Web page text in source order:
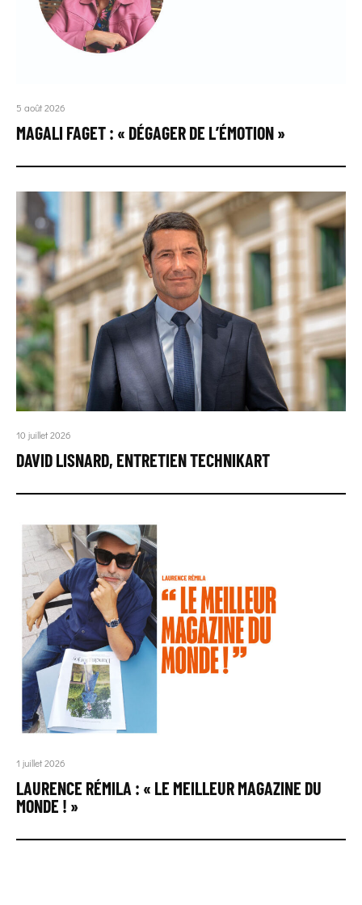
5 août 2026
MAGALI FAGET : « DÉGAGER DE L’ÉMOTION »
10 juillet 2026
DAVID LISNARD, ENTRETIEN TECHNIKART
1 juillet 2026
LAURENCE RÉMILA : « LE MEILLEUR MAGAZINE DU
MONDE ! »